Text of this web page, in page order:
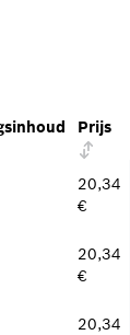
Prijs
20,34
€
20,34
€
20,34